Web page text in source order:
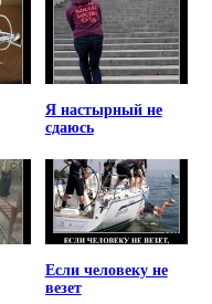
Я настырный не
сдаюсь
Если человеку не
везет